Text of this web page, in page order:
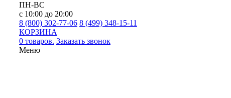
ПН-ВС
с 10:00 до 20:00
8 (800) 302-77-06 8 (499) 348-15-11
КОРЗИНА
0 товаров. Заказать звонок
Меню